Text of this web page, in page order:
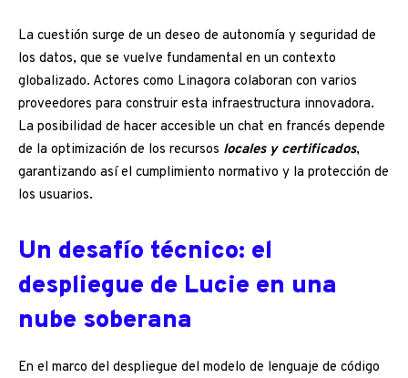
La cuestión surge de un deseo de autonomía y seguridad de
los datos, que se vuelve fundamental en un contexto
globalizado. Actores como Linagora colaboran con varios
proveedores para construir esta infraestructura innovadora.
La posibilidad de hacer accesible un chat en francés depende
de la optimización de los recursos locales y certificados,
garantizando así el cumplimiento normativo y la protección de
los usuarios.
Un desafío técnico: el
despliegue de Lucie en una
nube soberana
En el marco del despliegue del modelo de lenguaje de código